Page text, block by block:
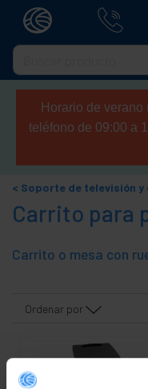
Horario de
teléfono de 09:00 a
Soporte de televisión y
Carrito para
Ordenar por